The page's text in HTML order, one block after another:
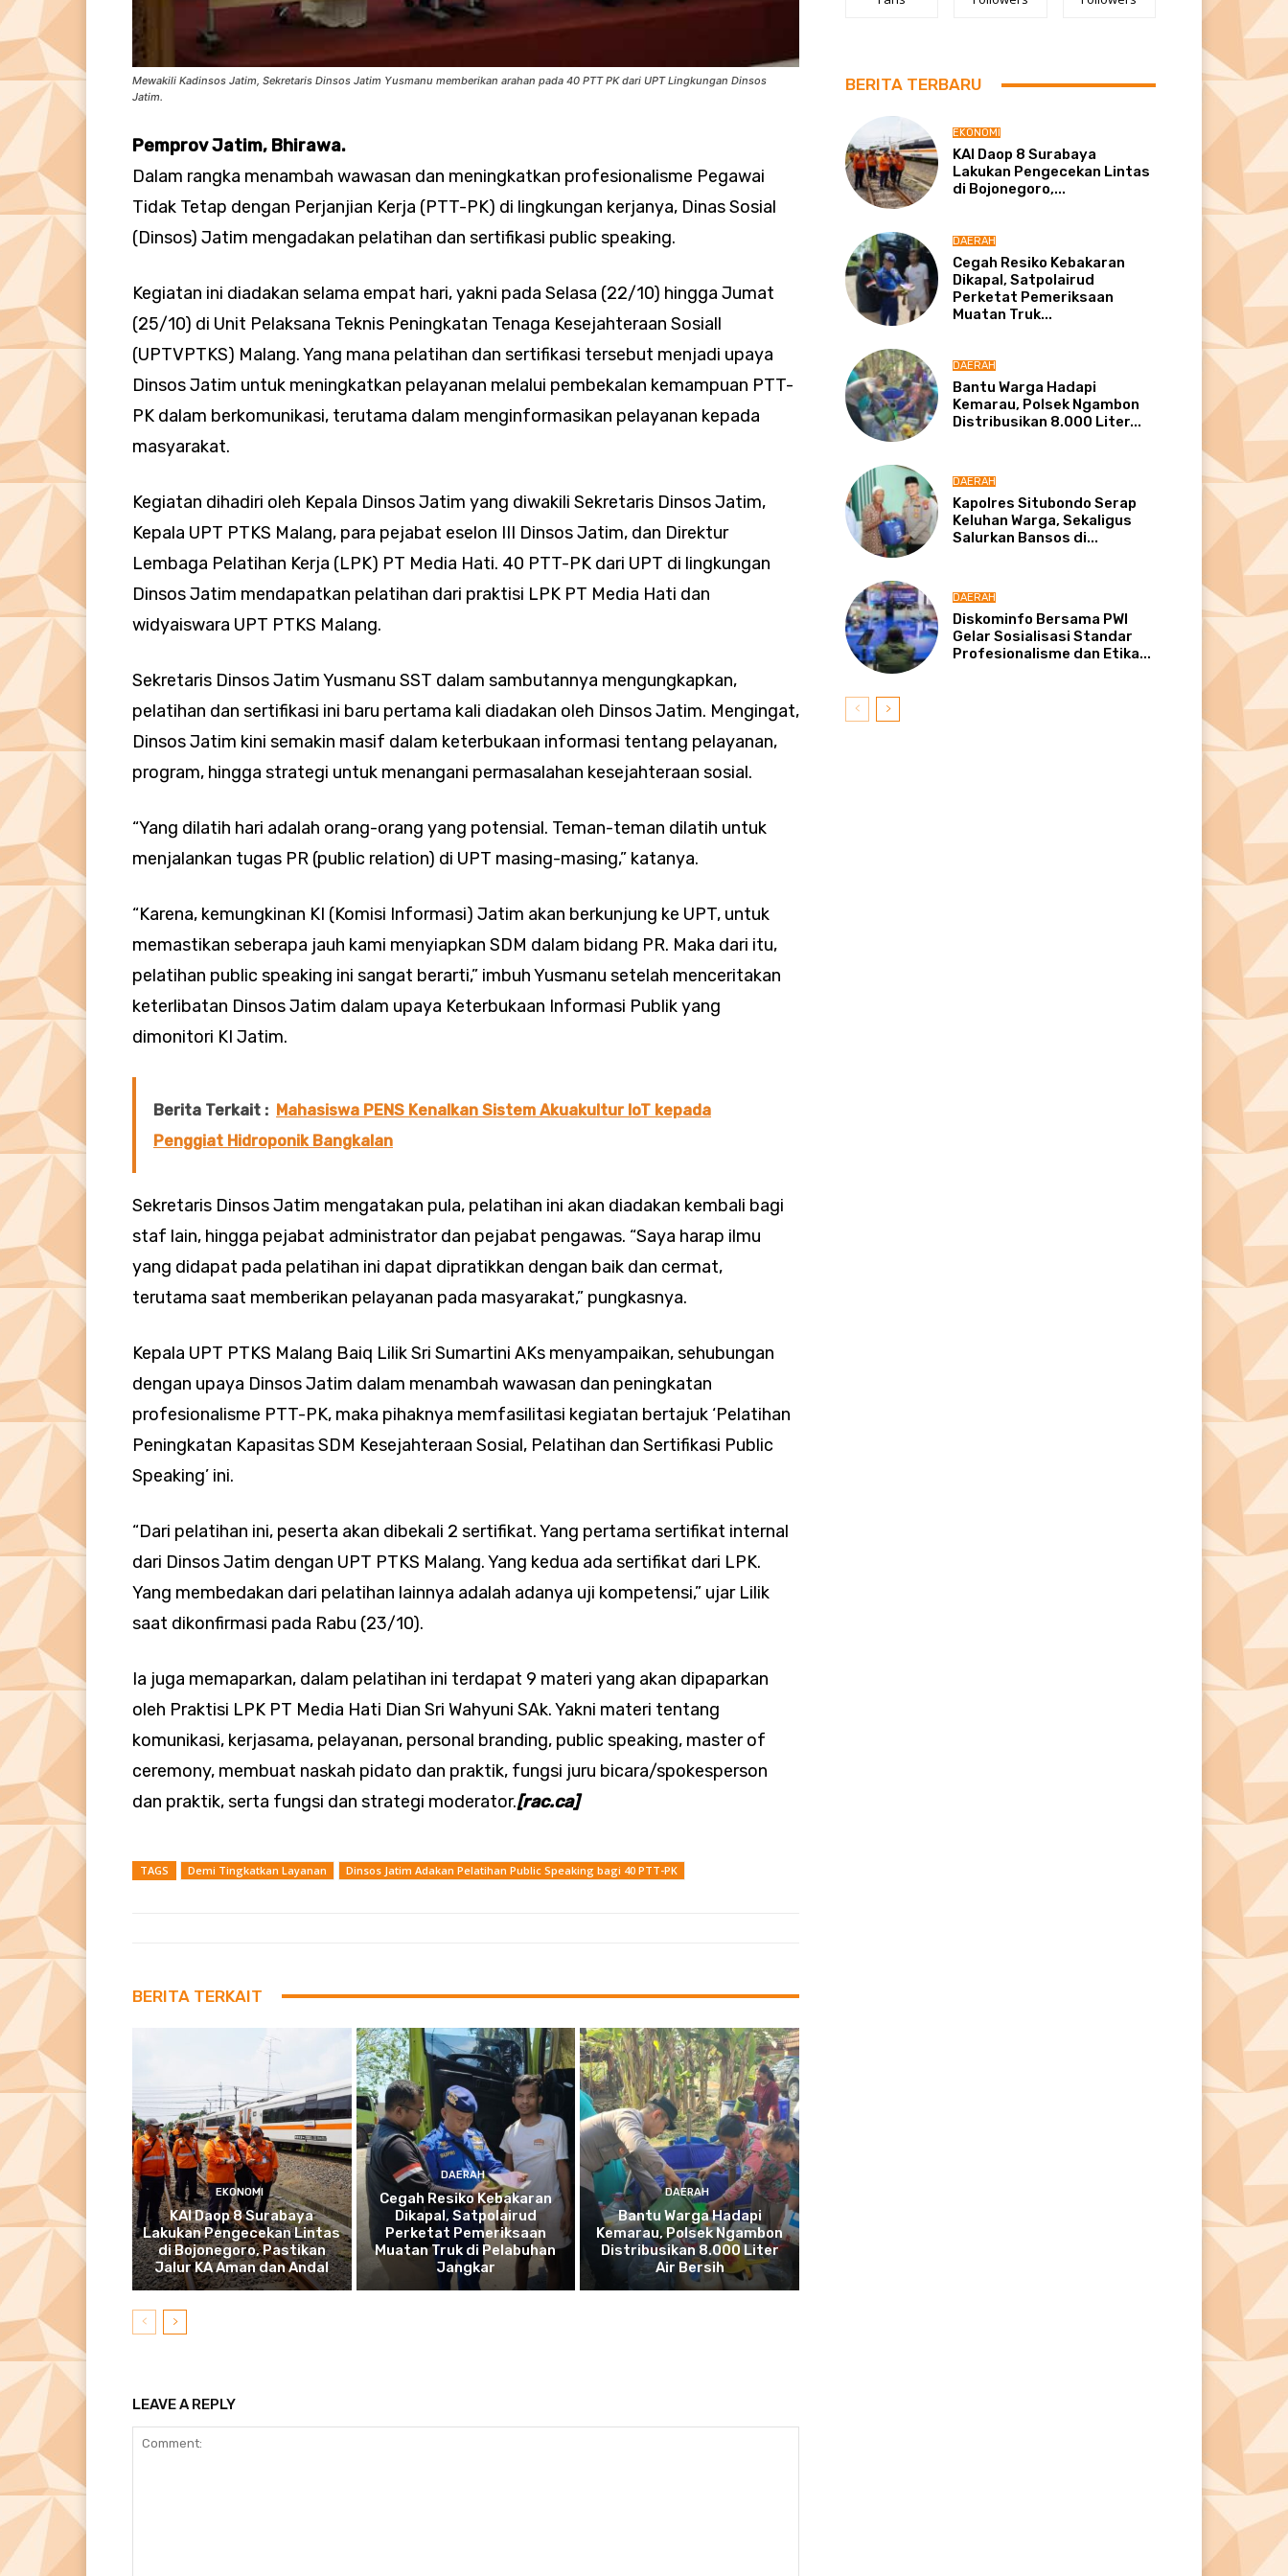
Mewakili Kadinsos Jatim, Sekretaris Dinsos Jatim Yusmanu memberikan arahan pada 40 PTT PK dari UPT Lingkungan Dinsos
Jatim.
Pemprov Jatim, Bhirawa.
Dalam rangka menambah wawasan dan meningkatkan profesionalisme Pegawai
Tidak Tetap dengan Perjanjian Kerja (PTT-PK) di lingkungan kerjanya, Dinas Sosial
(Dinsos) Jatim mengadakan pelatihan dan sertifikasi public speaking.
Kegiatan ini diadakan selama empat hari, yakni pada Selasa (22/10) hingga Jumat
(25/10) di Unit Pelaksana Teknis Peningkatan Tenaga Kesejahteraan Sosiall
(UPTVPTKS) Malang. Yang mana pelatihan dan sertifikasi tersebut menjadi upaya
Dinsos Jatim untuk meningkatkan pelayanan melalui pembekalan kemampuan PTT-
PK dalam berkomunikasi, terutama dalam menginformasikan pelayanan kepada
masyarakat.
Kegiatan dihadiri oleh Kepala Dinsos Jatim yang diwakili Sekretaris Dinsos Jatim,
Kepala UPT PTKS Malang, para pejabat eselon III Dinsos Jatim, dan Direktur
Lembaga Pelatihan Kerja (LPK) PT Media Hati. 40 PTT-PK dari UPT di lingkungan
Dinsos Jatim mendapatkan pelatihan dari praktisi LPK PT Media Hati dan
widyaiswara UPT PTKS Malang.
Sekretaris Dinsos Jatim Yusmanu SST dalam sambutannya mengungkapkan,
pelatihan dan sertifikasi ini baru pertama kali diadakan oleh Dinsos Jatim. Mengingat,
Dinsos Jatim kini semakin masif dalam keterbukaan informasi tentang pelayanan,
program, hingga strategi untuk menangani permasalahan kesejahteraan sosial.
“Yang dilatih hari adalah orang-orang yang potensial. Teman-teman dilatih untuk
menjalankan tugas PR (public relation) di UPT masing-masing,” katanya.
“Karena, kemungkinan KI (Komisi Informasi) Jatim akan berkunjung ke UPT, untuk
memastikan seberapa jauh kami menyiapkan SDM dalam bidang PR. Maka dari itu,
pelatihan public speaking ini sangat berarti,” imbuh Yusmanu setelah menceritakan
keterlibatan Dinsos Jatim dalam upaya Keterbukaan Informasi Publik yang
dimonitori KI Jatim.
Berita Terkait : Mahasiswa PENS Kenalkan Sistem Akuakultur IoT kepada
Penggiat Hidroponik Bangkalan
Sekretaris Dinsos Jatim mengatakan pula, pelatihan ini akan diadakan kembali bagi
staf lain, hingga pejabat administrator dan pejabat pengawas. “Saya harap ilmu
yang didapat pada pelatihan ini dapat dipratikkan dengan baik dan cermat,
terutama saat memberikan pelayanan pada masyarakat,” pungkasnya.
Kepala UPT PTKS Malang Baiq Lilik Sri Sumartini AKs menyampaikan, sehubungan
dengan upaya Dinsos Jatim dalam menambah wawasan dan peningkatan
profesionalisme PTT-PK, maka pihaknya memfasilitasi kegiatan bertajuk ‘Pelatihan
Peningkatan Kapasitas SDM Kesejahteraan Sosial, Pelatihan dan Sertifikasi Public
Speaking’ ini.
“Dari pelatihan ini, peserta akan dibekali 2 sertifikat. Yang pertama sertifikat internal
dari Dinsos Jatim dengan UPT PTKS Malang. Yang kedua ada sertifikat dari LPK.
Yang membedakan dari pelatihan lainnya adalah adanya uji kompetensi,” ujar Lilik
saat dikonfirmasi pada Rabu (23/10).
Ia juga memaparkan, dalam pelatihan ini terdapat 9 materi yang akan dipaparkan
oleh Praktisi LPK PT Media Hati Dian Sri Wahyuni SAk. Yakni materi tentang
komunikasi, kerjasama, pelayanan, personal branding, public speaking, master of
ceremony, membuat naskah pidato dan praktik, fungsi juru bicara/spokesperson
dan praktik, serta fungsi dan strategi moderator.[rac.ca]
TAGS Demi Tingkatkan Layanan Dinsos Jatim Adakan Pelatihan Public Speaking bagi 40 PTT-PK
BERITA TERKAIT
EKONOMI
KAI Daop 8 Surabaya
Lakukan Pengecekan Lintas
di Bojonegoro, Pastikan
Jalur KA Aman dan Andal
DAERAH
Cegah Resiko Kebakaran
Dikapal, Satpolairud
Perketat Pemeriksaan
Muatan Truk di Pelabuhan
Jangkar
DAERAH
Bantu Warga Hadapi
Kemarau, Polsek Ngambon
Distribusikan 8.000 Liter
Air Bersih
LEAVE A REPLY
BERITA TERBARU
EKONOMI
KAI Daop 8 Surabaya
Lakukan Pengecekan Lintas
di Bojonegoro,...
DAERAH
Cegah Resiko Kebakaran
Dikapal, Satpolairud
Perketat Pemeriksaan
Muatan Truk...
DAERAH
Bantu Warga Hadapi
Kemarau, Polsek Ngambon
Distribusikan 8.000 Liter...
DAERAH
Kapolres Situbondo Serap
Keluhan Warga, Sekaligus
Salurkan Bansos di...
DAERAH
Diskominfo Bersama PWI
Gelar Sosialisasi Standar
Profesionalisme dan Etika...